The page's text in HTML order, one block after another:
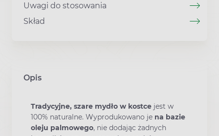
Uwagi do stosowania
Skład
Opis
Tradycyjne, szare mydło w kostce jest w
100% naturalne. Wyprodukowano je na bazie
oleju palmowego, nie dodając żadnych